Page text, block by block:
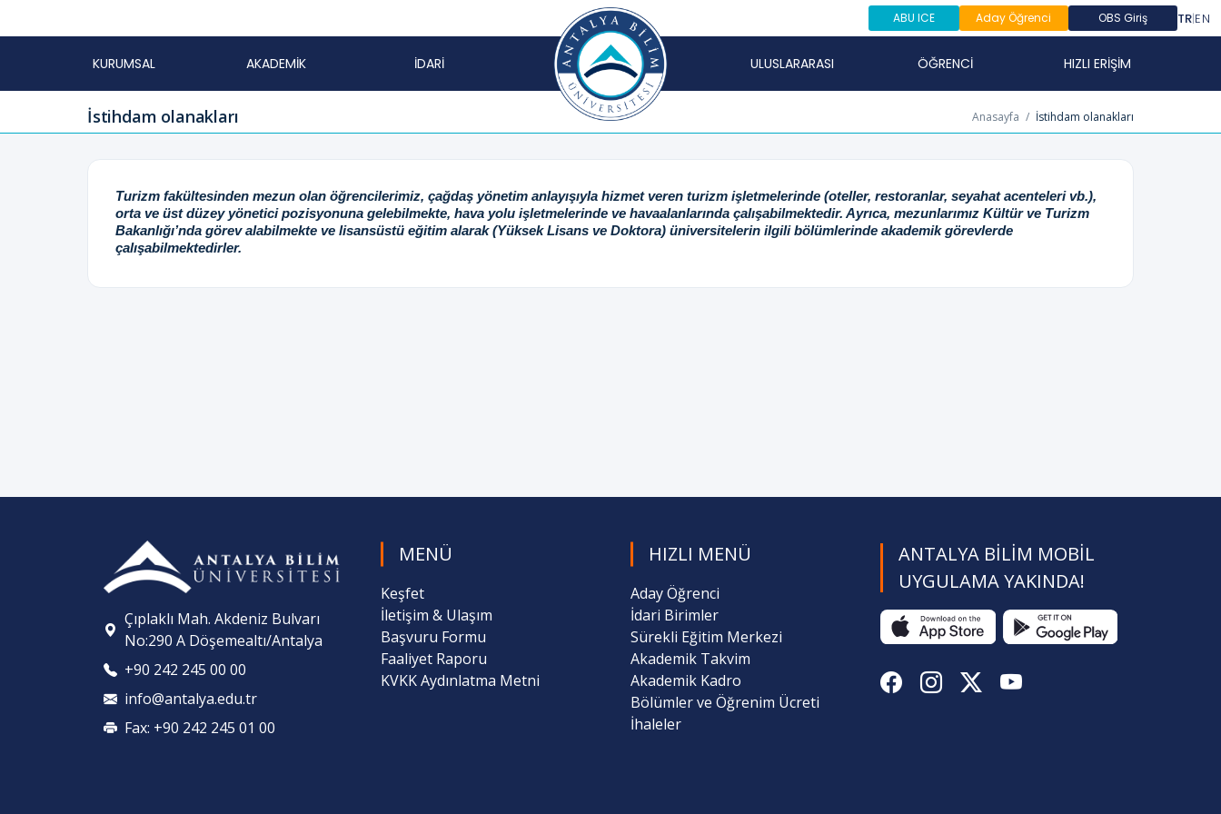
ABU ICE Aday Öğrenci OBS Giriş TR|EN
KURUMSAL AKADEMİK İDARİ ULUSLARARASI ÖĞRENCİ HIZLI ERİŞİM
İstihdam olanakları Anasayfa / İstihdam olanakları
Turizm fakültesinden mezun olan öğrencilerimiz, çağdaş yönetim anlayışıyla hizmet veren turizm işletmelerinde (oteller, restoranlar, seyahat acenteleri vb.),
orta ve üst düzey yönetici pozisyonuna gelebilmekte, hava yolu işletmelerinde ve havaalanlarında çalışabilmektedir. Ayrıca, mezunlarımız Kültür ve Turizm
Bakanlığı’nda görev alabilmekte ve lisansüstü eğitim alarak (Yüksek Lisans ve Doktora) üniversitelerin ilgili bölümlerinde akademik görevlerde
çalışabilmektedirler.
Çıplaklı Mah. Akdeniz Bulvarı
No:290 A Döşemealtı/Antalya
+90 242 245 00 00
info@antalya.edu.tr
Fax: +90 242 245 01 00
MENÜ
Keşfet
İletişim & Ulaşım
Başvuru Formu
Faaliyet Raporu
KVKK Aydınlatma Metni
HIZLI MENÜ
Aday Öğrenci
İdari Birimler
Sürekli Eğitim Merkezi
Akademik Takvim
Akademik Kadro
Bölümler ve Öğrenim Ücreti
İhaleler
ANTALYA BILIM MOBIL
UYGULAMA YAKINDA!